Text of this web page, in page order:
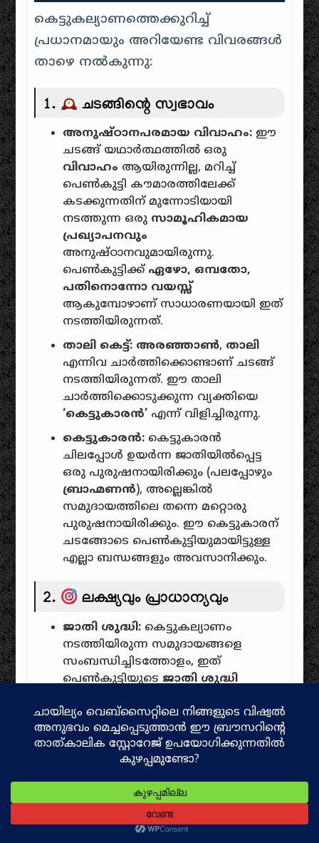
കെട്ടുകല്യാണത്തെക്കുറിച്ച്
പ്രധാനമായും അറിയേണ്ട വിവരങ്ങൾ
താഴെ നൽകുന്നു:
1. ചടങ്ങിന്റെ സ്വഭാവം
അനുഷ്ഠാനപരമായ വിവാഹം: ഈ
ചടങ്ങ് യഥാർത്ഥത്തിൽ ഒരു
വിവാഹം ആയിരുന്നില്ല, മറിച്ച്
പെൺകുട്ടി കൗമാരത്തിലേക്ക്
കടക്കുന്നതിന് മുന്നോടിയായി
നടത്തുന്ന ഒരു സാമൂഹികമായ
പ്രഖ്യാപനവും
അനുഷ്ഠാനവുമായിരുന്നു.
പെൺകുട്ടിക്ക് ഏഴോ, ഒമ്പതോ,
പതിനൊന്നോ വയസ്സ്
ആകുമ്പോഴാണ് സാധാരണയായി ഇത്
നടത്തിയിരുന്നത്.
താലി കെട്ട്: അരഞ്ഞാൺ, താലി
എന്നിവ ചാർത്തിക്കൊണ്ടാണ് ചടങ്ങ്
നടത്തിയിരുന്നത്. ഈ താലി
ചാർത്തിക്കൊടുക്കുന്ന വ്യക്തിയെ
‘കെട്ടുകാരൻ’ എന്ന് വിളിച്ചിരുന്നു.
കെട്ടുകാരൻ: കെട്ടുകാരൻ
ചിലപ്പോൾ ഉയർന്ന ജാതിയിൽപ്പെട്ട
ഒരു പുരുഷനായിരിക്കും (പലപ്പോഴും
ബ്രാഹ്മണൻ), അല്ലെങ്കിൽ
സമുദായത്തിലെ തന്നെ മറ്റൊരു
പുരുഷനായിരിക്കും. ഈ കെട്ടുകാരന്
ചടങ്ങോടെ പെൺകുട്ടിയുമായിട്ടുള്ള
എല്ലാ ബന്ധങ്ങളും അവസാനിക്കും.
2. ലക്ഷ്യവും പ്രാധാന്യവും
ജാതി ശുദ്ധി: കെട്ടുകല്യാണം
നടത്തിയിരുന്ന സമുദായങ്ങളെ
സംബന്ധിച്ചിടത്തോളം, ഇത്
പെൺകുട്ടിയുടെ ജാതി ശുദ്ധി
വിവാഹജീവിതത്തിന് യോഗ്യയാക്കി
മാറ്റുന്നതിനും വേണ്ടിയുള്ള ഒരു
നിർബന്ധിത ആചാരമായി
കണക്കാക്കിയിരുന്നു.
മാതൃമേധാവിത്വവും
മരുമക്കത്തായവും:മരുമക്കത്തായം
നിലനിന്നിരുന്ന നായർ പോലുള്ള